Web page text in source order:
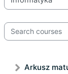
Course categories
Search courses
Arkusz